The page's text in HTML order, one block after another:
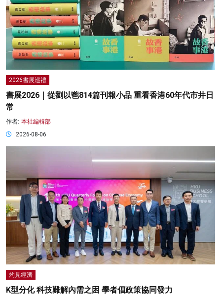
2026書展巡禮
書展2026｜從劉以鬯814篇刊報小品 重看香港60年代市井日
常
作者: 本社編輯部
2026-08-06
灼見經濟
K型分化 科技難解內需之困 學者倡政策協同發力